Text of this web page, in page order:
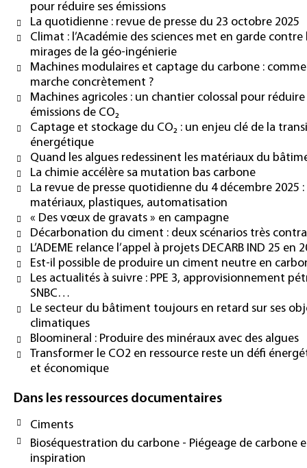
pour réduire ses émissions
La quotidienne : revue de presse du 23 octobre 2025
Climat : l’Académie des sciences met en garde contre
mirages de la géo-ingénierie
Machines modulaires et captage du carbone :
marche concrètement ?
Machines agricoles : un chantier colossal pour réduire
émissions de CO₂
Captage et stockage du CO₂ : un enjeu clé de la
énergétique
Quand les algues redessinent les matériaux du
La chimie accélère sa mutation bas carbone
La revue de presse quotidienne du 4 décembre 2025 :
matériaux, plastiques, automatisation
« Des vœux de gravats » en campagne
Décarbonation du ciment : deux scénarios très
L’ADEME relance l’appel à projets DECARB IND 25 en
Est-il possible de produire un ciment neutre en
Les actualités à suivre : PPE 3, approvisionnement
SNBC…
Le secteur du bâtiment toujours en retard sur ses
climatiques
Bloomineral : Produire des minéraux avec des algues
Transformer le CO2 en ressource reste un défi
et économique
Dans les ressources documentaires
Ciments
Bioséquestration du carbone - Piégeage de carbone
inspiration